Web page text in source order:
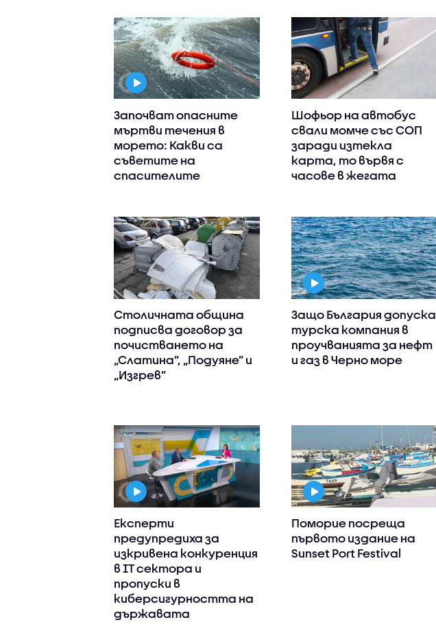
Започват опасните
мъртви течения в
морето: Какви са
съветите на
спасителите
Шофьор на автобус
свали момче със СОП
заради изтекла
карта, то вървя с
часове в жегата
Столичната община
подписва договор за
почистването на
„Слатина”, „Подуяне” и
„Изгрев”
Защо България допуска
турска компания в
проучванията за нефт
и газ в Черно море
Експерти
предупредиха за
изкривена конкуренция
в IT сектора и
пропуски в
киберсигурността на
държавата
Поморие посреща
първото издание на
Sunset Port Festival